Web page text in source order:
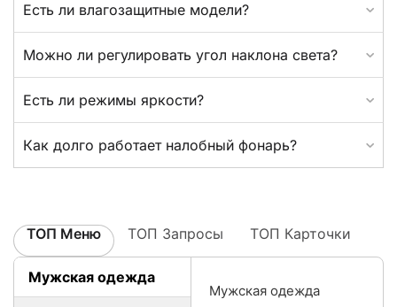
Есть ли влагозащитные модели?
Можно ли регулировать угол наклона света?
Есть ли режимы яркости?
Как долго работает налобный фонарь?
ТОП Меню ТОП Запросы ТОП Карточки
Мужская одежда
Мужская одежда